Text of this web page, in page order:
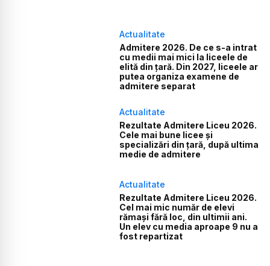
Actualitate
Admitere 2026. De ce s-a intrat
cu medii mai mici la liceele de
elită din țară. Din 2027, liceele ar
putea organiza examene de
admitere separat
Actualitate
Rezultate Admitere Liceu 2026.
Cele mai bune licee și
specializări din țară, după ultima
medie de admitere
Actualitate
Rezultate Admitere Liceu 2026.
Cel mai mic număr de elevi
rămași fără loc, din ultimii ani.
Un elev cu media aproape 9 nu a
fost repartizat